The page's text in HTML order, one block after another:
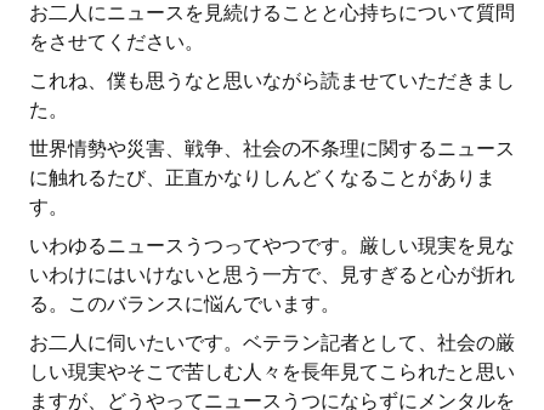
お二人にニュースを見続けることと心持ちについて質問
をさせてください。
これね、僕も思うなと思いながら読ませていただきまし
た。
世界情勢や災害、戦争、社会の不条理に関するニュース
に触れるたび、正直かなりしんどくなることがありま
す。
いわゆるニュースうつってやつです。厳しい現実を見な
いわけにはいけないと思う一方で、見すぎると心が折れ
る。このバランスに悩んでいます。
お二人に伺いたいです。ベテラン記者として、社会の厳
しい現実やそこで苦しむ人々を長年見てこられたと思い
ますが、どうやってニュースうつにならずにメンタルを